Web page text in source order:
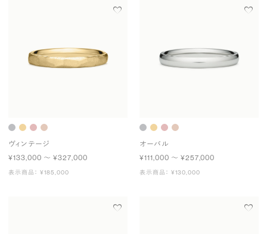
ヴィンテージ
¥133,000 〜 ¥327,000
表示商品： ¥185,000
オーバル
¥111,000 〜 ¥257,000
表示商品： ¥130,000